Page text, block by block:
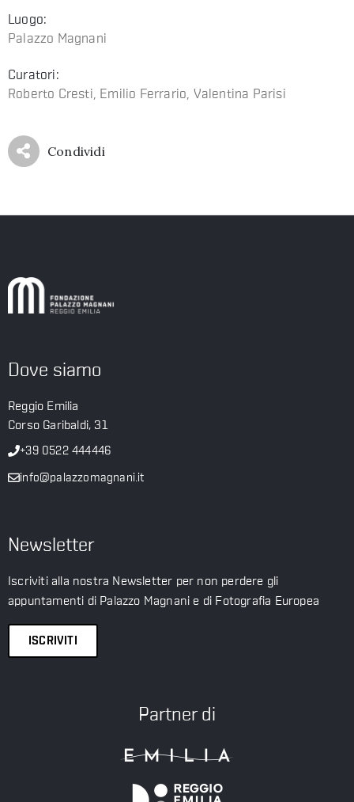
Luogo:
Palazzo Magnani
Curatori:
Roberto Cresti, Emilio Ferrario, Valentina Parisi
Condividi
Dove siamo
Reggio Emilia
Corso Garibaldi, 31
+39 0522 444446
info@palazzomagnani.it
Newsletter
Iscriviti alla nostra Newsletter per non perdere gli
appuntamenti di Palazzo Magnani e di Fotografia Europea
ISCRIVITI
Partner di